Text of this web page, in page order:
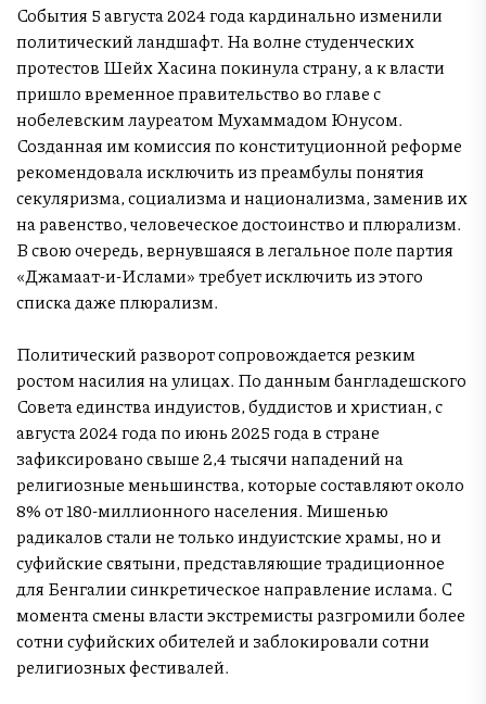
События 5 августа 2024 года кардинально изменили
политический ландшафт. На волне студенческих
протестов Шейх Хасина покинула страну, а к власти
пришло временное правительство во главе с
нобелевским лауреатом Мухаммадом Юнусом.
Созданная им комиссия по конституционной реформе
рекомендовала исключить из преамбулы понятия
секуляризма, социализма и национализма, заменив их
на равенство, человеческое достоинство и плюрализм.
В свою очередь, вернувшаяся в легальное поле партия
«Джамаат-и-Ислами» требует исключить из этого
списка даже плюрализм.
Политический разворот сопровождается резким
ростом насилия на улицах. По данным бангладешского
Совета единства индуистов, буддистов и христиан, с
августа 2024 года по июнь 2025 года в стране
зафиксировано свыше 2,4 тысячи нападений на
религиозные меньшинства, которые составляют около
8% от 180-миллионного населения. Мишенью
радикалов стали не только индуистские храмы, но и
суфийские святыни, представляющие традиционное
для Бенгалии синкретическое направление ислама. С
момента смены власти экстремисты разгромили более
сотни суфийских обителей и заблокировали сотни
религиозных фестивалей.